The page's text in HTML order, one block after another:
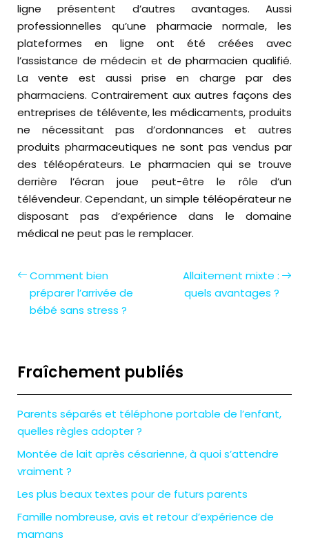
ligne présentent d’autres avantages. Aussi
professionnelles qu’une pharmacie normale, les
plateformes en ligne ont été créées avec
l’assistance de médecin et de pharmacien qualifié.
La vente est aussi prise en charge par des
pharmaciens. Contrairement aux autres façons des
entreprises de télévente, les médicaments, produits
ne nécessitant pas d’ordonnances et autres
produits pharmaceutiques ne sont pas vendus par
des téléopérateurs. Le pharmacien qui se trouve
derrière l’écran joue peut-être le rôle d’un
télévendeur. Cependant, un simple téléopérateur ne
disposant pas d’expérience dans le domaine
médical ne peut pas le remplacer.
Comment bien
préparer l’arrivée de
bébé sans stress ?
Allaitement mixte :
quels avantages ?
Fraîchement publiés
Parents séparés et téléphone portable de l’enfant,
quelles règles adopter ?
Montée de lait après césarienne, à quoi s’attendre
vraiment ?
Les plus beaux textes pour de futurs parents
Famille nombreuse, avis et retour d’expérience de
mamans